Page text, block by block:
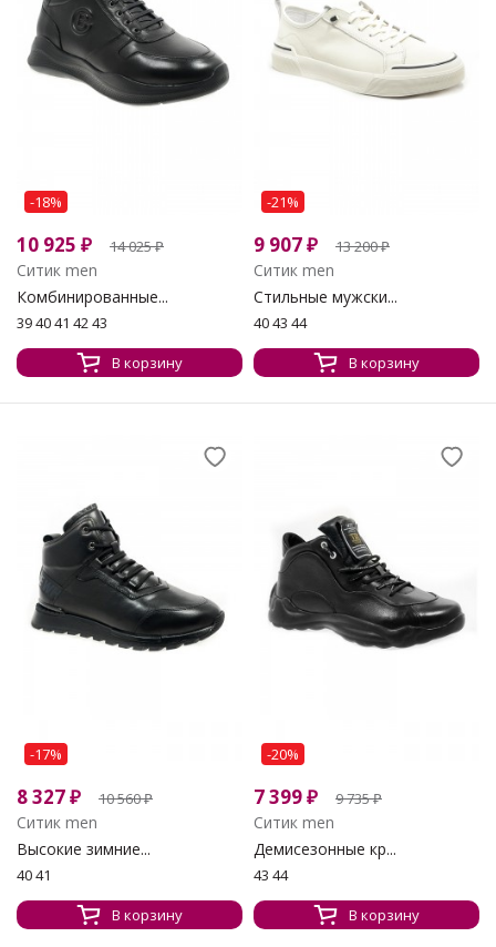
-18%
10 925 ₽ 14 025₽
Ситик men
Комбинированные...
39 40 41 42 43
В корзину
-21%
9 907₽ 13 200₽
Ситик men
Стильные мужски...
40 43 44
В корзину
-17%
8 327₽ 10 560₽
Ситик men
Высокие зимние...
40 41
В корзину
-20%
7 399₽ 9 735₽
Ситик men
Демисезонные кр...
43 44
В корзину